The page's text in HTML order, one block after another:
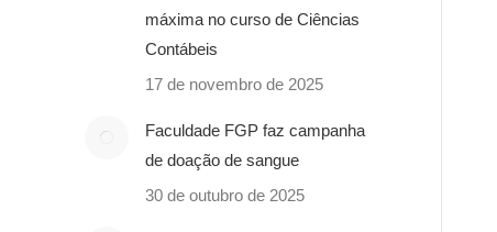
máxima no curso de Ciências
Contábeis
17 de novembro de 2025
Faculdade FGP faz campanha
de doação de sangue
30 de outubro de 2025